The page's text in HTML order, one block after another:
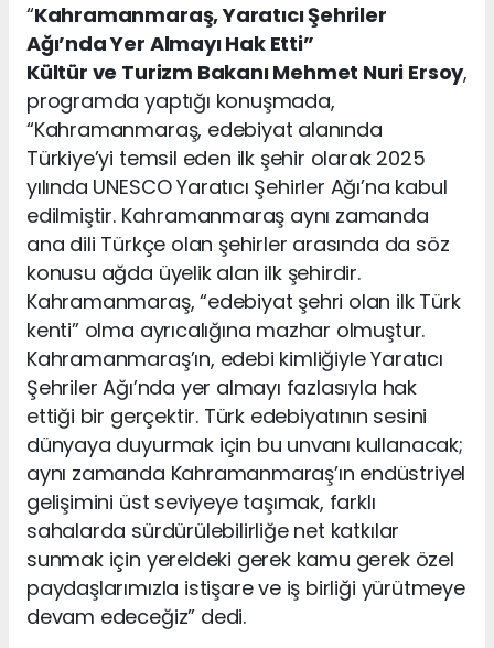
“Kahramanmaraş, Yaratıcı Şehriler
Ağı’nda Yer Almayı Hak Etti”
Kültür ve Turizm Bakanı Mehmet Nuri Ersoy,
programda yaptığı konuşmada,
“Kahramanmaraş, edebiyat alanında
Türkiye’yi temsil eden ilk şehir olarak 2025
yılında UNESCO Yaratıcı Şehirler Ağı’na kabul
edilmiştir. Kahramanmaraş aynı zamanda
ana dili Türkçe olan şehirler arasında da söz
konusu ağda üyelik alan ilk şehirdir.
Kahramanmaraş, “edebiyat şehri olan ilk Türk
kenti” olma ayrıcalığına mazhar olmuştur.
Kahramanmaraş’ın, edebi kimliğiyle Yaratıcı
Şehriler Ağı’nda yer almayı fazlasıyla hak
ettiği bir gerçektir. Türk edebiyatının sesini
dünyaya duyurmak için bu unvanı kullanacak;
aynı zamanda Kahramanmaraş’ın endüstriyel
gelişimini üst seviyeye taşımak, farklı
sahalarda sürdürülebilirliğe net katkılar
sunmak için yereldeki gerek kamu gerek özel
paydaşlarımızla istişare ve iş birliği yürütmeye
devam edeceğiz” dedi.